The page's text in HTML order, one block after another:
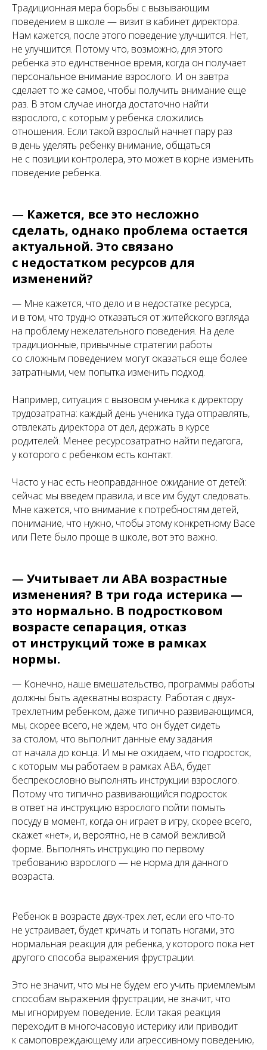
Традиционная мера борьбы с вызывающим
поведением в школе — визит в кабинет директора.
Нам кажется, после этого поведение улучшится. Нет,
не улучшится. Потому что, возможно, для этого
ребенка это единственное время, когда он получает
персональное внимание взрослого. И он завтра
сделает то же самое, чтобы получить внимание еще
раз. В этом случае иногда достаточно найти
взрослого, с которым у ребенка сложились
отношения. Если такой взрослый начнет пару раз
в день уделять ребенку внимание, общаться
не с позиции контролера, это может в корне изменить
поведение ребенка.
— Кажется, все это несложно
сделать, однако проблема остается
актуальной. Это связано
с недостатком ресурсов для
изменений?
— Мне кажется, что дело и в недостатке ресурса,
и в том, что трудно отказаться от житейского взгляда
на проблему нежелательного поведения. На деле
традиционные, привычные стратегии работы
со сложным поведением могут оказаться еще более
затратными, чем попытка изменить подход.
Например, ситуация с вызовом ученика к директору
трудозатратна: каждый день ученика туда отправлять,
отвлекать директора от дел, держать в курсе
родителей. Менее ресурсозатратно найти педагога,
у которого с ребенком есть контакт.
Часто у нас есть неоправданное ожидание от детей:
сейчас мы введем правила, и все им будут следовать.
Мне кажется, что внимание к потребностям детей,
понимание, что нужно, чтобы этому конкретному Васе
или Пете было проще в школе, вот это важно.
— Учитывает ли ABA возрастные
изменения? В три года истерика —
это нормально. В подростковом
возрасте сепарация, отказ
от инструкций тоже в рамках
нормы.
— Конечно, наше вмешательство, программы работы
должны быть адекватны возрасту. Работая с двух-
трехлетним ребенком, даже типично развивающимся,
мы, скорее всего, не ждем, что он будет сидеть
за столом, что выполнит данные ему задания
от начала до конца. И мы не ожидаем, что подросток,
с которым мы работаем в рамках ABA, будет
беспрекословно выполнять инструкции взрослого.
Потому что типично развивающийся подросток
в ответ на инструкцию взрослого пойти помыть
посуду в момент, когда он играет в игру, скорее всего,
скажет «нет», и, вероятно, не в самой вежливой
форме. Выполнять инструкцию по первому
требованию взрослого — не норма для данного
возраста.
Ребенок в возрасте двух-трех лет, если его что-то
не устраивает, будет кричать и топать ногами, это
нормальная реакция для ребенка, у которого пока нет
другого способа выражения фрустрации.
Это не значит, что мы не будем его учить приемлемым
способам выражения фрустрации, не значит, что
мы игнорируем поведение. Если такая реакция
переходит в многочасовую истерику или приводит
к самоповреждающему или агрессивному поведению,